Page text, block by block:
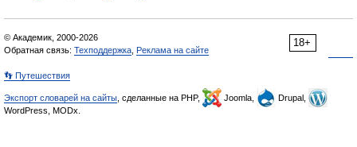
18+
© Академик, 2000-2026
Обратная связь: Техподдержка Реклама на сайте
👣 Путешествия
Экспорт словарей на сайты , сделанные на PHP, Joomla,
Drupal,
WordPress, MODx.